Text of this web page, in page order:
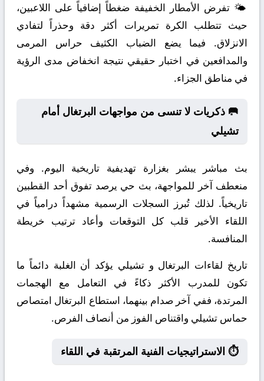
🌤️ تفرض الأمطار الخفيفة ضغطاً إضافياً على اللاعبين،
حيث تتطلب الكرة تمريرات أكثر دقة وحذراً لتفادي
الانزلاق. فيما يضع الضباب الكثيف حراس المرمى
والمدافعين في اختبار حقيقي نتيجة انخفاض مدى الرؤية
في مناطق الجزاء.
🥅 ذكريات لا تنسى من مواجهات البرتغال أمام
تشيلي
بث مباشر يبشر بغزارة تهديفية تاريخية اليوم. وفي
منعطف آخر للمواجهة، بث حي يرصد تفوق أحد القطبين
تاريخياً. لذلك تُبرز السجلات الرسمية مشهداً درامياً في
اللقاء الأخير قلب كل التوقعات وأعاد ترتيب خريطة
المنافسة.
تاريخ لقاءات البرتغال و تشيلي يؤكد أن الغلبة دائماً ما
تكون للمدرب الأكثر ذكاءً في التعامل مع الهجمات
المرتدة، ففي آخر صدام بينهما، استطاع البرتغال امتصاص
حماس تشيلي واقتناص الفوز من أنصاف الفرص.
⏱️ الاستراتيجيات الفنية المرتقبة في اللقاء